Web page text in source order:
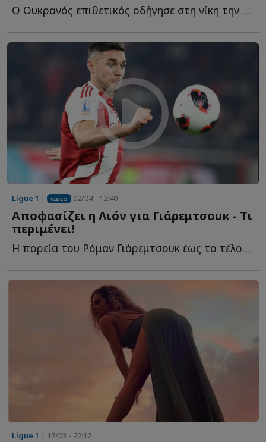
Ο Ουκρανός επιθετικός οδήγησε στη νίκη την γαλλική ο...
Ligue 1 | VIDEO 02/04 - 12:40
Αποφασίζει η Λιόν για Γιάρεμτσουκ - Τι
περιμένει!
Η πορεία του Ρόμαν Γιάρεμτσουκ έως το τέλος της σεζόν θ...
Ligue 1 | 17/03 - 22:12